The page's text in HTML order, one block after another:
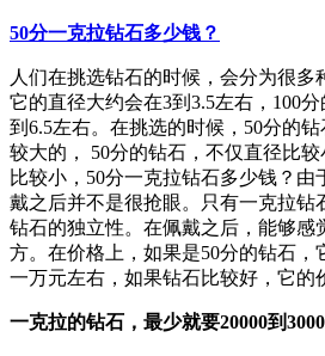
50分一克拉钻石多少钱？
人们在挑选钻石的时候，会分为很多
它的直径大约会在3到3.5左右，100
到6.5左右。在挑选的时候，50分的
较大的， 50分的钻石，不仅直径比
比较小，50分一克拉钻石多少钱？
戴之后并不是很抢眼。只有一克拉钻
钻石的独立性。在佩戴之后，能够感
方。在价格上，如果是50分的钻石，
一万元左右，如果钻石比较好，它的
一克拉的钻石，最少就要20000到